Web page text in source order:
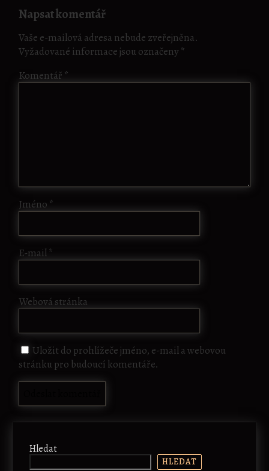
Napsat komentář
Vaše e-mailová adresa nebude zveřejněna.
Vyžadované informace jsou označeny*
Komentář *
Jméno *
E-mail*
Webová stránka
Uložit do prohlížeče jméno, e-mail a webovou
stránku pro budoucí komentáře.
Hledat
HLEDAT